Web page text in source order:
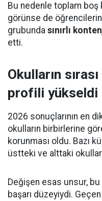
Bu nedenle toplam boş
görünse de
grubunda sınırlı
etti.
Okulların
profili yükseldi
2026 sonuçlarının en
okulların birbirlerine
korunması oldu. Bazı
üstteki ve alttaki
Değişen esas unsur,
başarı düzeyiydi.